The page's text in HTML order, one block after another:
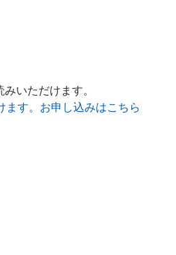
いただけます。
す。お申し込みはこちら